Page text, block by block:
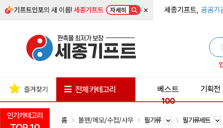
기프트인포의 새 이름!세종기프트 자세히 × 세종기프트, 공공기
인기카테고리
즐겨찾기 전체 카테고리
베스트
100
기획전
홈 볼펜/메모/수첩/사무 필기류 필기류세트